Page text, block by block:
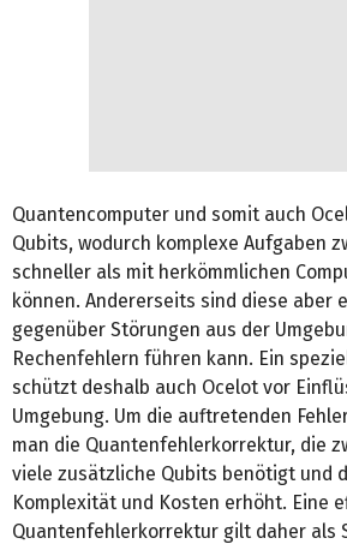
Quantencomputer und somit auch
Qubits, wodurch komplexe Aufgaben
schneller als mit herkömmlichen
können. Andererseits sind diese aber
gegenüber Störungen aus der
Rechenfehlern führen kann. Ein
schützt deshalb auch Ocelot vor
Umgebung. Um die auftretenden
man die Quantenfehlerkorrektur, die
viele zusätzliche Qubits benötigt und
Komplexität und Kosten erhöht. Eine
Quantenfehlerkorrektur gilt daher als